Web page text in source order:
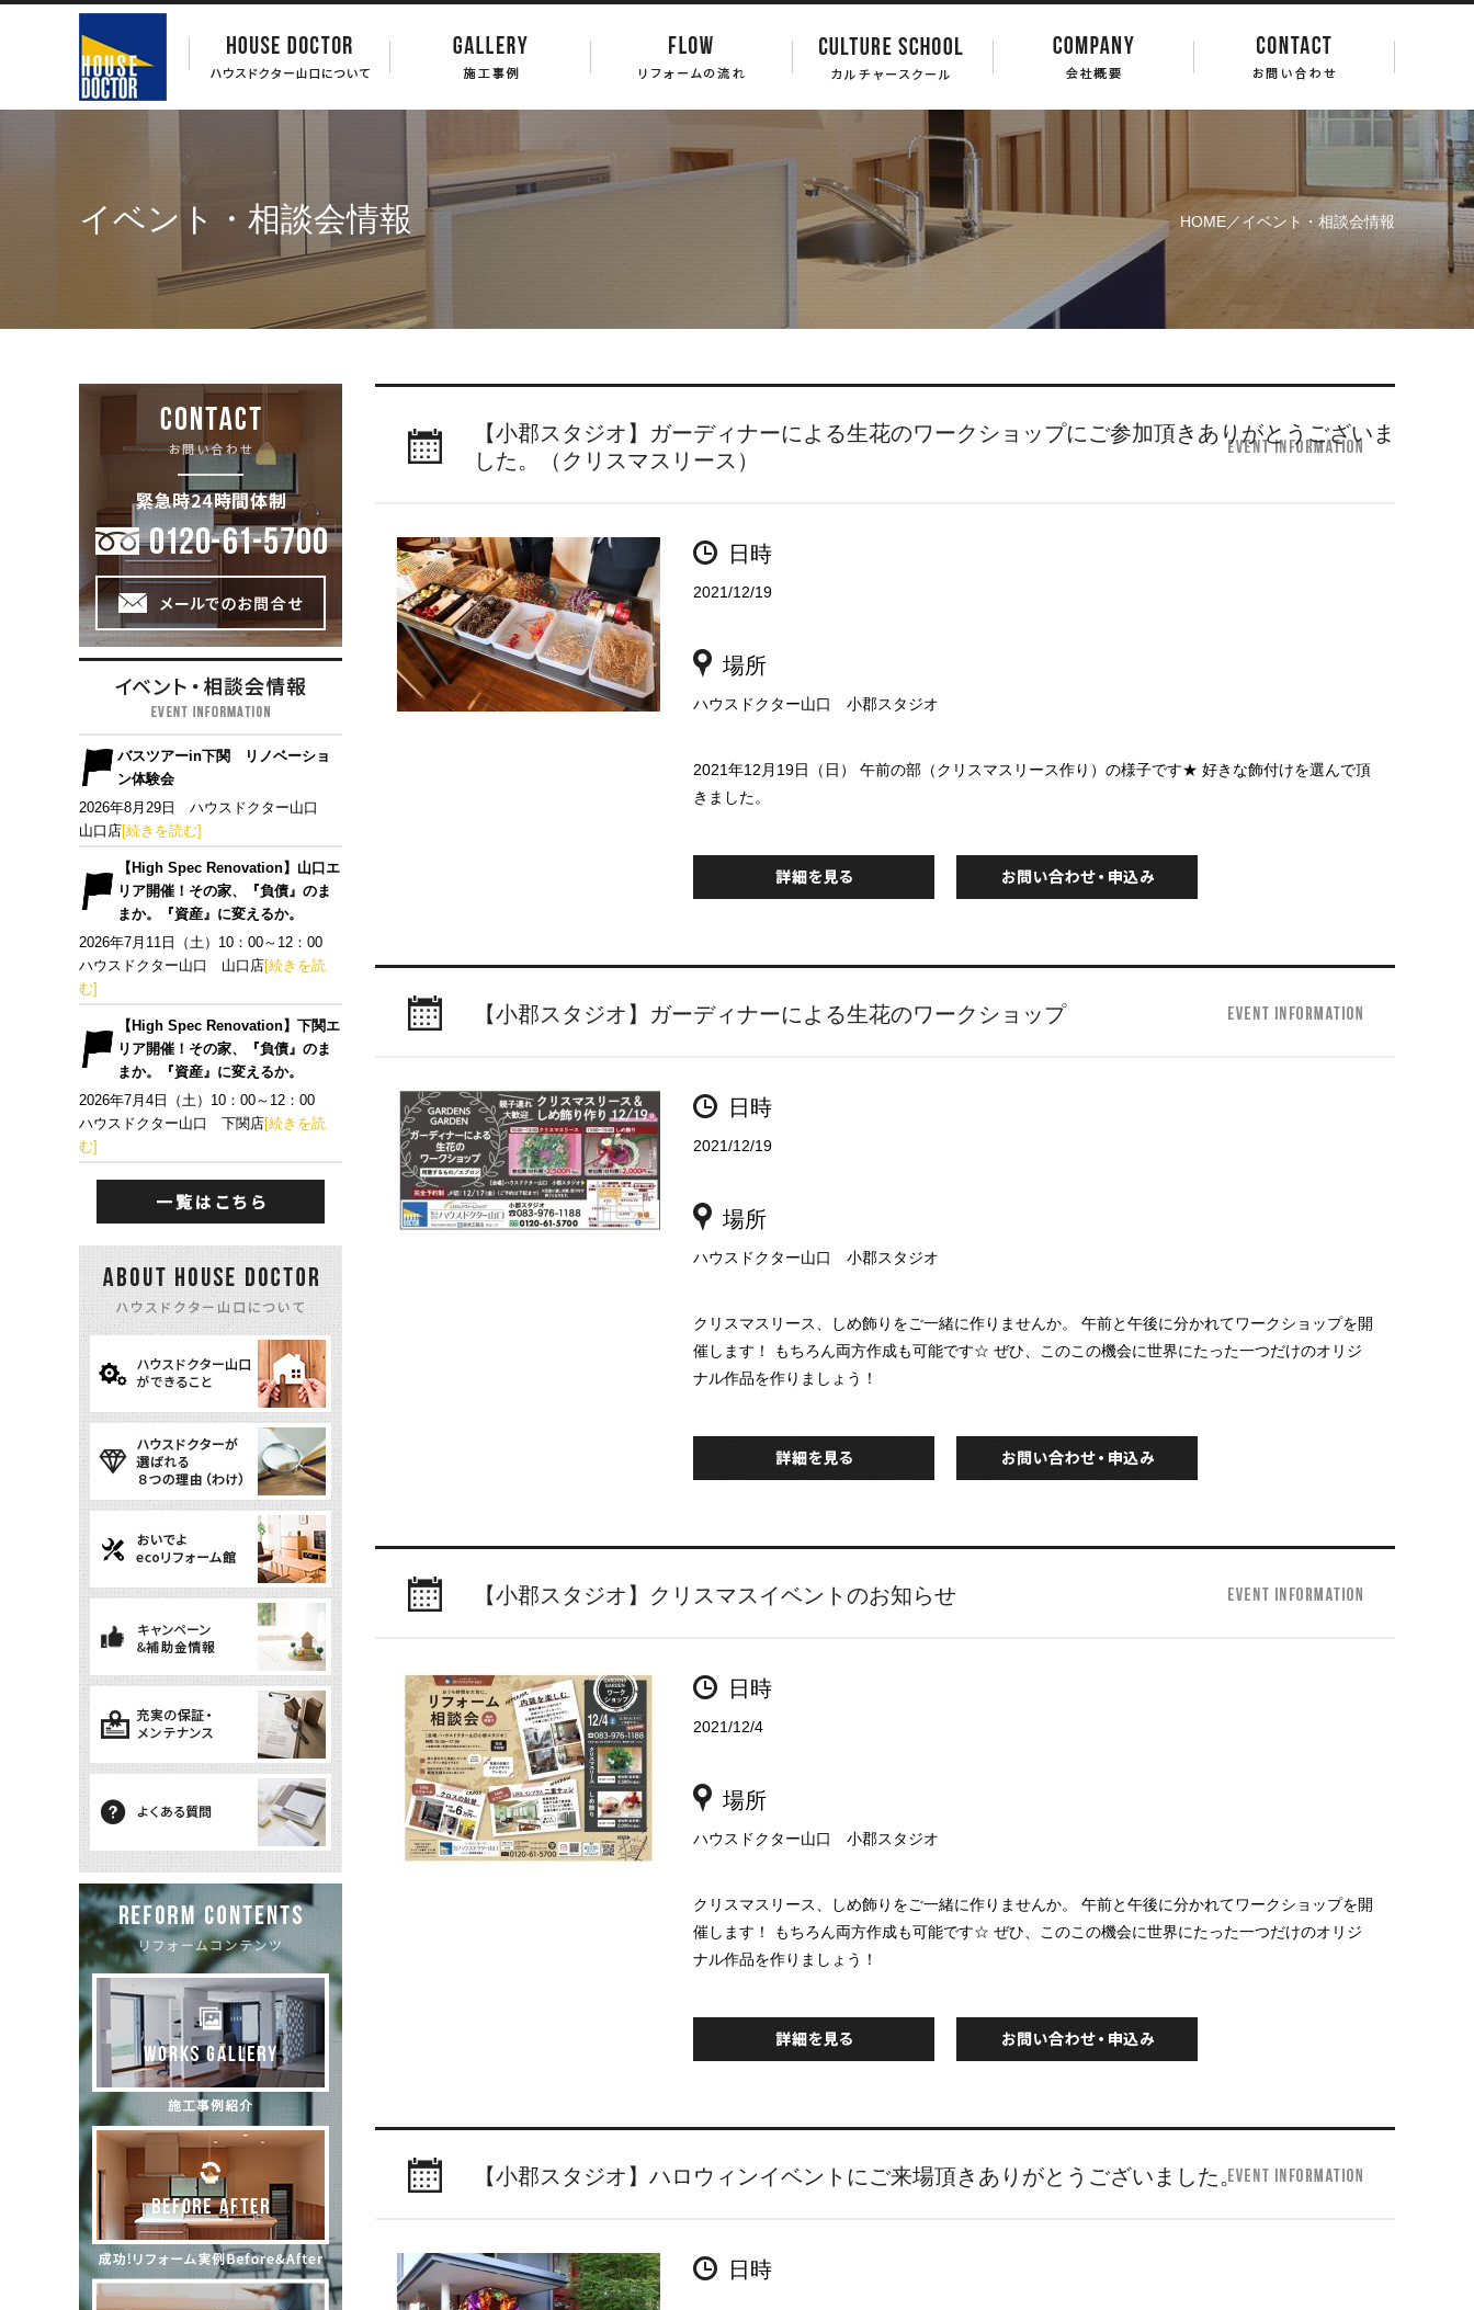
イベント・相談会情報 HOME／イベント・相談会情報
【小郡スタジオ】ガーディナーによる生花のワークショップにご参加頂きありがとうございま
した。（クリスマスリース）
日時
2021/12/19
場所
ハウスドクター山口 小郡スタジオ
2021年12月19日（日） 午前の部（クリスマスリース作り）の様子です★ 好きな飾付けを選んで頂
きました。
【小郡スタジオ】ガーディナーによる生花のワークショップ
日時
2021/12/19
場所
ハウスドクター山口 小郡スタジオ
クリスマスリース、しめ飾りをご一緒に作りませんか。 午前と午後に分かれてワークショップを開
催します！ もちろん両方作成も可能です☆ ぜひ、このこの機会に世界にたった一つだけのオリジ
ナル作品を作りましょう！
【小郡スタジオ】クリスマスイベントのお知らせ
日時
2021/12/4
場所
ハウスドクター山口 小郡スタジオ
クリスマスリース、しめ飾りをご一緒に作りませんか。 午前と午後に分かれてワークショップを開
催します！ もちろん両方作成も可能です☆ ぜひ、このこの機会に世界にたった一つだけのオリジ
ナル作品を作りましょう！
【小郡スタジオ】ハロウィンイベントにご来場頂きありがとうございました。
日時
バスツアーin下関 リノベーショ
ン体験会
2026年8月29日 ハウスドクター山口
山口店[続きを読む]
【High Spec Renovation】山口エ
リア開催！その家、『負債』のま
まか。『資産』に変えるか。
2026年7月11日（土）10：00～12：00
ハウスドクター山口 山口店[続きを読
む]
【High Spec Renovation】下関エ
リア開催！その家、『負債』のま
まか。『資産』に変えるか。
2026年7月4日（土）10：00～12：00
ハウスドクター山口 下関店[続きを読
む]